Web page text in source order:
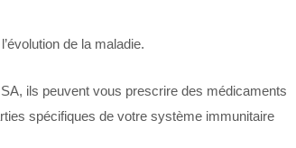
de la maladie.
ils peuvent vous prescrire des médicaments
spécifiques de votre système immunitaire